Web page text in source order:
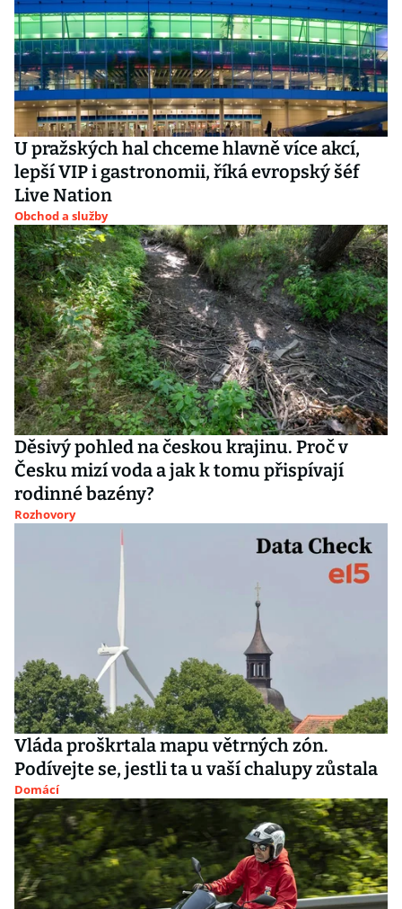
U pražských hal chceme hlavně více akcí,
lepší VIP i gastronomii, říká evropský šéf
Live Nation
Obchod a služby
Děsivý pohled na českou krajinu. Proč v
Česku mizí voda a jak k tomu přispívají
rodinné bazény?
Rozhovory
Vláda proškrtala mapu větrných zón.
Podívejte se, jestli ta u vaší chalupy zůstala
Domácí